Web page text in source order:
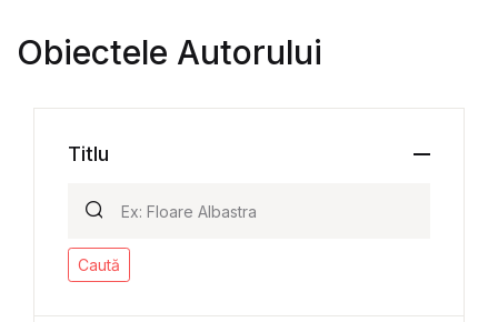
Obiectele Autorului
Titlu
Caută